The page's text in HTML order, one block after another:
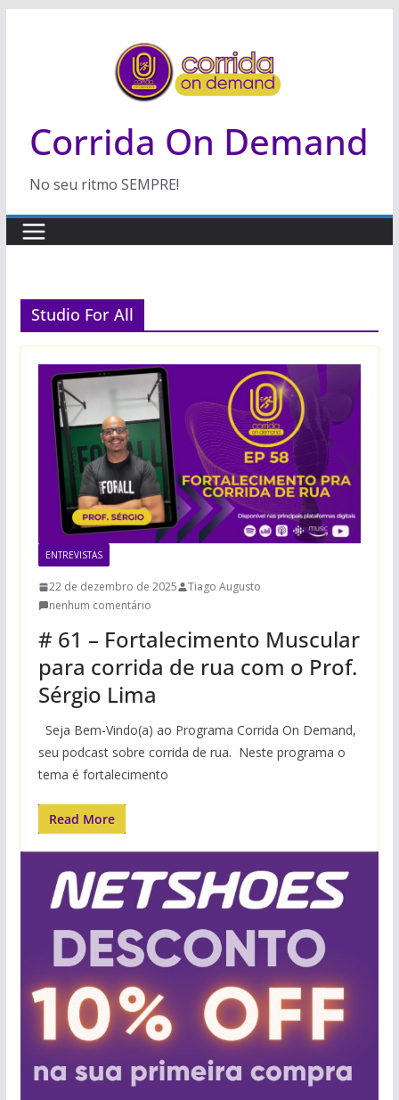
Corrida On Demand
No seu ritmo SEMPRE!
Studio For All
ENTREVISTAS
22 de dezembro de 2025
Tiago Augusto
nenhum comentário
# 61 – Fortalecimento Muscular
para corrida de rua com o Prof.
Sérgio Lima
Seja Bem-Vindo(a) ao Programa Corrida On Demand,
seu podcast sobre corrida de rua. Neste programa o
tema é fortalecimento
Read More